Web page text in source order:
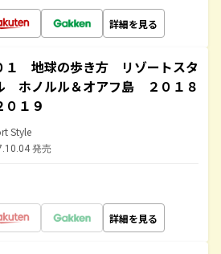
詳細を見る
１ 地球の歩き方 リゾートスタ
ホノルル＆オアフ島 ２０１８
０１９
Style
発売
詳細を見る